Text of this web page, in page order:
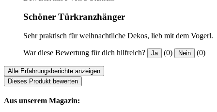
Schöner Türkranzhänger
Sehr praktisch für weihnachtliche Dekos, lieb mit dem Vogerl.
War diese Bewertung für dich hilfreich? Ja (0) Nein (0)
Alle Erfahrungsberichte anzeigen
Dieses Produkt bewerten
Aus unserem Magazin: